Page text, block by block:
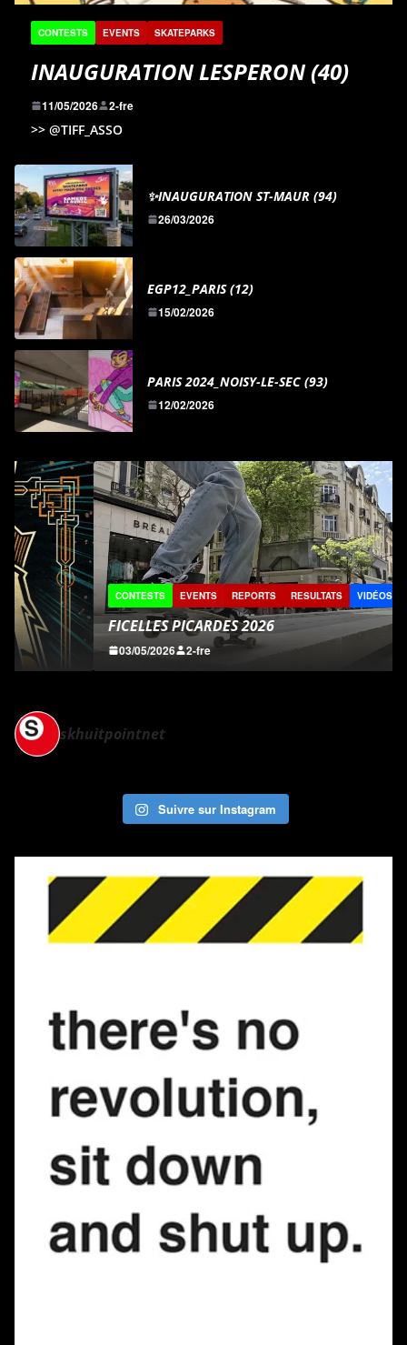
CONTESTS EVENTS SKATEPARKS
INAUGURATION LESPERON (40)
11/05/2026 2-fre
>> @TIFF_ASSO
✨INAUGURATION ST-MAUR (94)
26/03/2026
EGP12_PARIS (12)
15/02/2026
PARIS 2024_NOISY-LE-SEC (93)
12/02/2026
CONTESTS EVENTS REPORTS RESULTATS VIDÉOS
FICELLES PICARDES 2026
03/05/2026 2-fre
skhuitpointnet
Suivre sur Instagram